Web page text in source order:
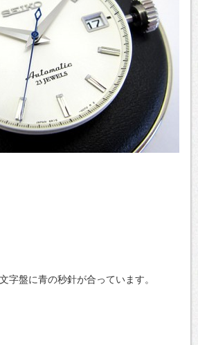
字盤に青の秒針が合っています。